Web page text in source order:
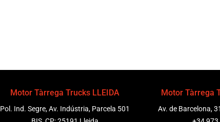
Motor Tàrrega Trucks LLEIDA
Pol. Ind. Segre, Av. Indústria, Parcela 501
Motor Tàrrega
Av. de Barcelona,